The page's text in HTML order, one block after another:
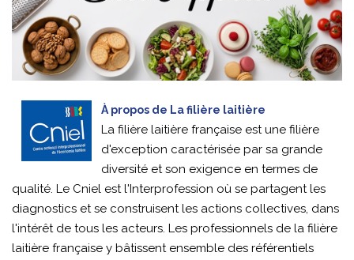
À propos de La filière laitière
La filière laitière française est une filière
d'exception caractérisée par sa grande
diversité et son exigence en termes de
qualité. Le Cniel est l'Interprofession où se partagent les
diagnostics et se construisent les actions collectives, dans
l'intérêt de tous les acteurs. Les professionnels de la filière
laitière française y bâtissent ensemble des référentiels